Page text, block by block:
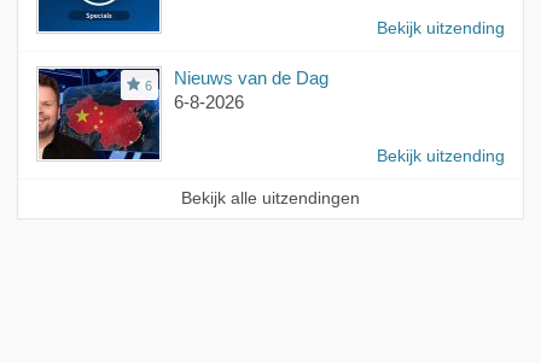
Bekijk uitzending
6
Nieuws van de Dag
6-8-2026
Bekijk uitzending
Bekijk alle uitzendingen